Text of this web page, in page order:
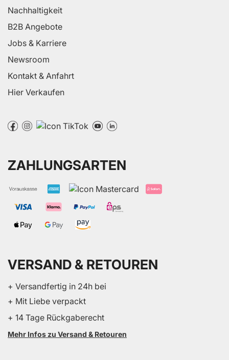
Nachhaltigkeit
B2B Angebote
Jobs & Karriere
Newsroom
Kontakt & Anfahrt
Hier Verkaufen
ZAHLUNGSARTEN
VERSAND & RETOUREN
+ Versandfertig in 24h bei
+ Mit Liebe verpackt
+ 14 Tage Rückgaberecht
Mehr Infos zu Versand & Retouren